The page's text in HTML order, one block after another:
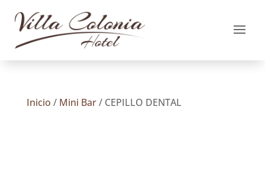
Inicio / Mini Bar/ CEPILLO DENTAL